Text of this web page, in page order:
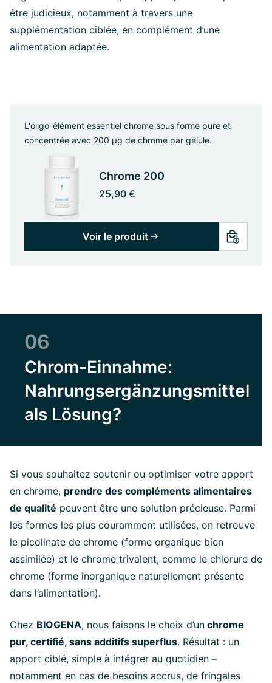
être judicieux, notamment à travers une
supplémentation ciblée, en complément d’une
alimentation adaptée.
L'oligo-élément essentiel chrome sous forme pure et
concentrée avec 200 µg de chrome par gélule.
Chrome 200
25,90 €
Voir le produit
06
Chrom-Einnahme:
Nahrungsergänzungsmittel
als Lösung?
Si vous souhaitez soutenir ou optimiser votre apport
en chrome, prendre des compléments alimentaires
de qualité peuvent être une solution précieuse. Parmi
les formes les plus couramment utilisées, on retrouve
le picolinate de chrome (forme organique bien
assimilée) et le chrome trivalent, comme le chlorure de
chrome (forme inorganique naturellement présente
dans l’alimentation).
Chez BIOGENA, nous faisons le choix d’un chrome
pur, certifié, sans additifs superflus. Résultat : un
apport ciblé, simple à intégrer au quotidien –
notamment en cas de besoins accrus, de fringales